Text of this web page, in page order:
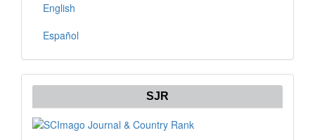
English
Español
SJR